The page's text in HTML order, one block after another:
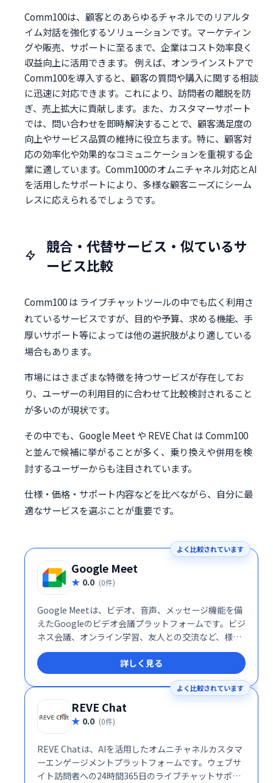
Comm100は、顧客とのあらゆるチャネルでのリアルタ
イム対話を強化するソリューションです。マーケティン
グや販売、サポートに至るまで、企業はコスト効率良く
収益向上に活用できます。 例えば、オンラインストアで
Comm100を導入すると、顧客の質問や購入に関する相談
に迅速に対応できます。これにより、訪問者の離脱を防
ぎ、売上拡大に貢献します。また、カスタマーサポート
では、問い合わせを即時解決することで、顧客満足度の
向上やサービス品質の維持に役立ちます。特に、顧客対
応の効率化や効果的なコミュニケーションを重視する企
業に適しています。Comm100のオムニチャネル対応とAI
を活用したサポートにより、多様な顧客ニーズにシーム
レスに応えられるでしょうです。
競合・代替サービス・似ているサ
ービス比較
Comm100 は ライブチャットツールの中でも広く利用さ
れているサービスですが、目的や予算、求める機能、手
厚いサポート等によっては他の選択肢がより適している
場合もあります。
市場にはさまざまな特徴を持つサービスが存在してお
り、ユーザーの利用目的に合わせて比較検討されること
が多いのが現状です。
その中でも、Google Meet や REVE Chat は Comm100
と並んで候補に挙がることが多く、乗り換えや併用を検
討するユーザーからも注目されています。
仕様・価格・サポート内容などを比べながら、自分に最
適なサービスを選ぶことが重要です。
よく比較されています
Google Meet
0.0 (0件)
Google Meetは、ビデオ、音声、メッセージ機能を備
えたGoogleのビデオ会議プラットフォームです。ビジ
ネス会議、オンライン学習、友人との交流など、様々
なシーンで活用できます。シンプルで高機能なインタ
ーフェースで、スムーズなコミュニケーションを実
現。場所を選ばず、チームや仲間と簡単に繋がること
を可能にします。 無料プランから利用でき、ビジネス
ニーズにも対応する柔軟性も魅力です。
詳しく見る
よく比較されています
REVE Chat
0.0 (0件)
REVE Chatは、AIを活用したオムニチャネルカスタマ
ーエンゲージメントプラットフォームです。ウェブサ
イト訪問者への24時間365日のライブチャットサポー